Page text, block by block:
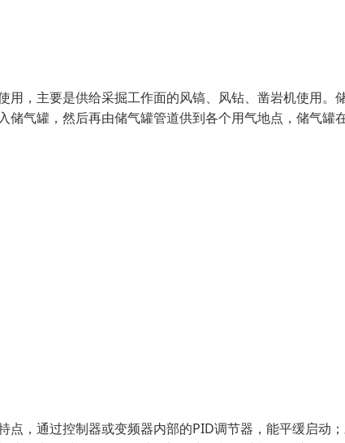
，主要是供给采掘工作面的风镐、风钻、凿岩机使用。
气罐，然后再由储气罐管道供到各个用气地点，储气罐
，通过控制器或变频器内部的PID调节器，能平缓启动